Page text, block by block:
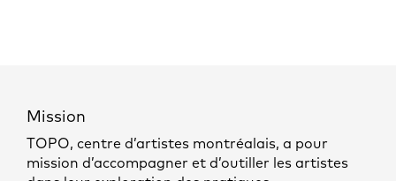
Mission
TOPO, centre d’artistes montréalais, a pour
mission d’accompagner et d’outiller les artistes